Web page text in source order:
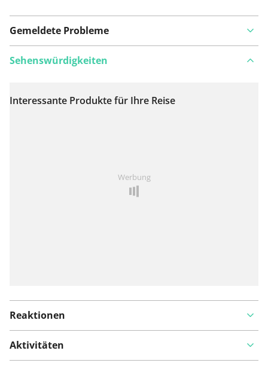
Gemeldete Probleme
Auf Karte anzeigen
Sehenswürdigkeiten
Interessante Produkte für Ihre Reise
Werbung
Reaktionen
Aktivitäten